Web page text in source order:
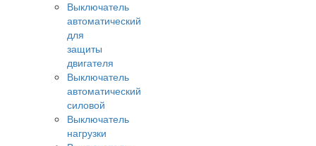
Выключатель
автоматический
для
защиты
двигателя
Выключатель
автоматический
силовой
Выключатель
нагрузки